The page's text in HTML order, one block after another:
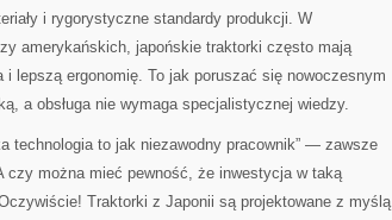
i rygorystyczne standardy produkcji. W
amerykańskich, japońskie traktorki często mają
lepszą ergonomię. To jak poruszać się nowoczesnym
a obsługa nie wymaga specjalistycznej wiedzy.
technologia to jak niezawodny pracownik” — zawsze
czy można mieć pewność, że inwestycja w taką
Traktorki z Japonii są projektowane z myślą